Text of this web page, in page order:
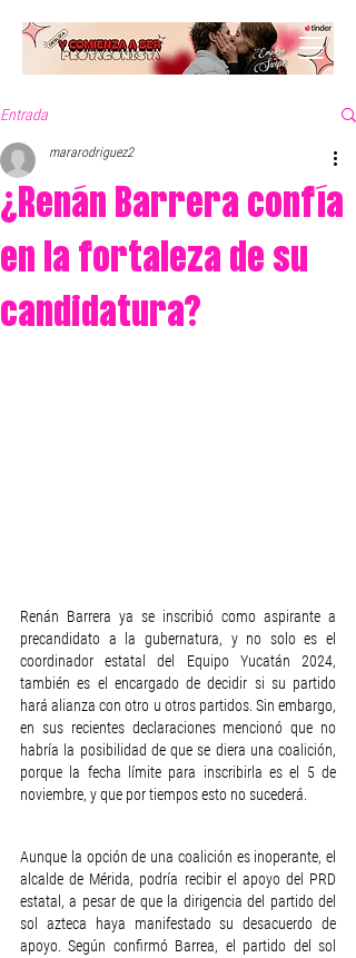
Entrada
¿Renán Barrera confía
en la fortaleza de su
candidatura?
mararodriguez2
Renán Barrera ya se inscribió como aspirante a
precandidato a la gubernatura, y no solo es el
coordinador estatal del Equipo Yucatán 2024,
también es el encargado de decidir si su partido
hará alianza con otro u otros partidos. Sin embargo,
en sus recientes declaraciones mencionó que no
habría la posibilidad de que se diera una coalición,
porque la fecha límite para inscribirla es el 5 de
noviembre, y que por tiempos esto no sucederá.
Aunque la opción de una coalición es inoperante, el
alcalde de Mérida, podría recibir el apoyo del PRD
estatal, a pesar de que la dirigencia del partido del
sol azteca haya manifestado su desacuerdo de
apoyo. Según confirmó Barrea, el partido del sol